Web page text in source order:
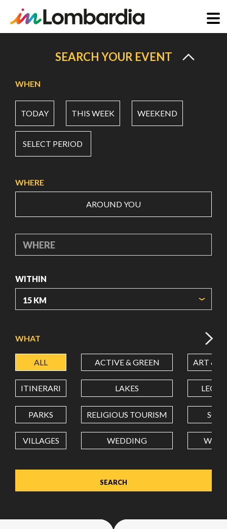
content
SEARCH YOUR EVENT
WHEN
TODAY THIS WEEK WEEKEND
SELECT PERIOD
WHERE
AROUND YOU
WHERE
WITHIN
LATITUDE
LONGITUDE
Value in decimal degrees. Use dot (.) as decimal separator.
WHAT
ALL ACTIVE & GREEN ART &
ITINERARI LAKES
PARKS RELIGIOUS TOURISM
VILLAGES WEDDING